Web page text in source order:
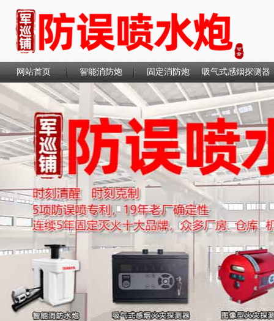
网站首页 智能消防炮 固定消防炮 吸气式感烟探测器
联系我们